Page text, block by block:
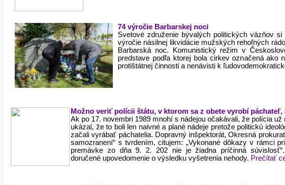
74 výročie Barbarskej noci
Svetové združenie bývalých politických väzňov
výročie násilnej likvidácie mužských rehoľných
Barbarská noc. Komunistický režim v
predstave podľa ktorej bola cirkev označená ako
protištátnej činnosti a nenávisti k
Možno veriť polícii štátu, v ktorom sa z obete vyrobí
Ak po 17. novembri 1989 mnohí s nádejou očakávali, že polícia
ukázal, že to boli len naivné a plané nádeje pretože politickú
začali vyrábať páchatelia. Dopravný inšpektorát, Okresná
samozranení“ s tvrdením, citujem: „Vykonané dôkazy v rámci
premávke zo dňa 9. 2. 202 nie je žiadna príčinná
doručené upovedomenie o výsledku vyšetrenia nehody. Prečítať